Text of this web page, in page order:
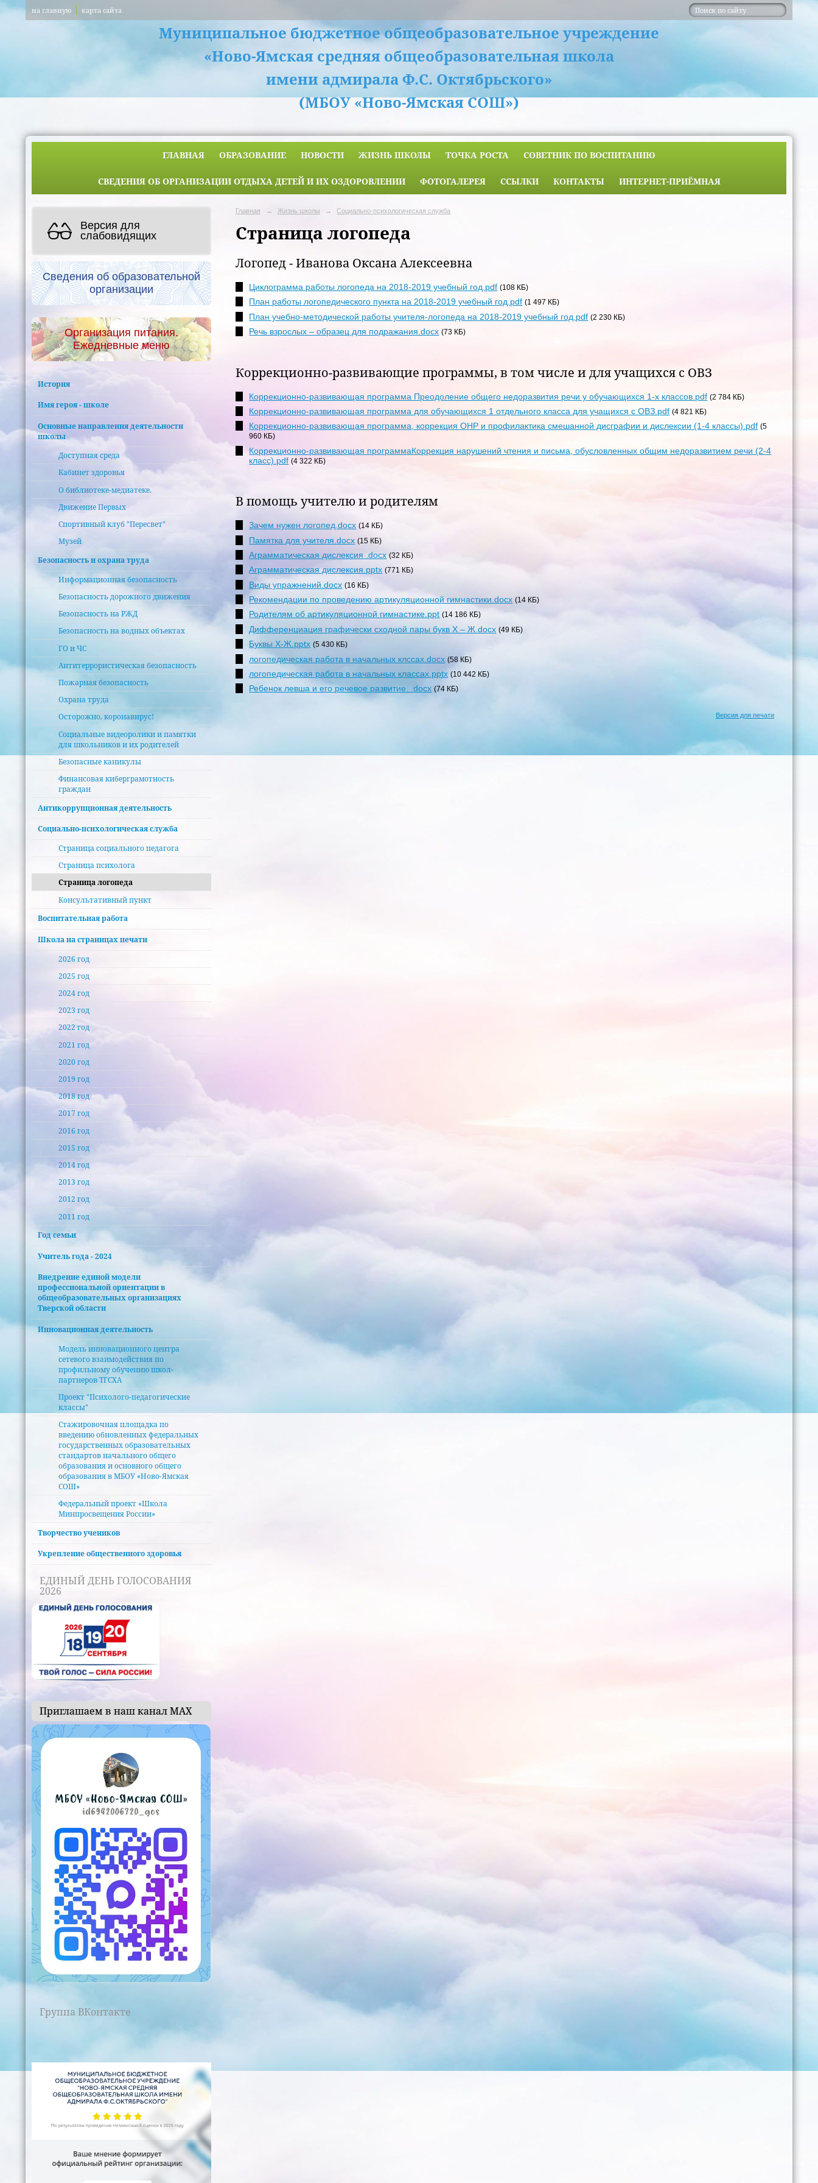
на главную карта сайта
Муниципальное бюджетное общеобразовательное учреждение
«Ново-Ямская средняя общеобразовательная школа
имени адмирала Ф.С. Октябрьского»
(МБОУ «Ново-Ямская СОШ»)
ГЛАВНАЯ ОБРАЗОВАНИЕ НОВОСТИ ЖИЗНЬ ШКОЛЫ ТОЧКА РОСТА СОВЕТНИК ПО ВОСПИТАНИЮ
СВЕДЕНИЯ ОБ ОРГАНИЗАЦИИ ОТДЫХА ДЕТЕЙ И ИХ ОЗДОРОВЛЕНИИ ФОТОГАЛЕРЕЯ ССЫЛКИ КОНТАКТЫ ИНТЕРНЕТ-ПРИЁМНАЯ
Версия для
слабовидящих
Сведения об образовательной
организации
Организация питания.
Ежедневные меню
История
Имя героя - школе
Основные направления деятельности
школы
Доступная среда
Кабинет здоровья
О библиотеке-медиатеке.
Движение Первых
Спортивный клуб "Пересвет"
Музей
Безопасность и охрана труда
Информационная безопасность
Безопасность дорожного движения
Безопасность на РЖД
Безопасность на водных объектах
ГО и ЧС
Антитеррористическая безопасность
Пожарная безопасность
Охрана труда
Осторожно, коронавирус!
Социальные видеоролики и памятки
для школьников и их родителей
Безопасные каникулы
Финансовая киберграмотность
граждан
Антикоррупционная деятельность
Социально-психологическая служба
Страница социального педагога
Страница психолога
Страница логопеда
Консультативный пункт
Воспитательная работа
Школа на страницах печати
2026 год
2025 год
2024 год
2023 год
2022 год
2021 год
2020 год
2019 год
2018 год
2017 год
2016 год
2015 год
2014 год
2013 год
2012 год
2011 год
Год семьи
Учитель года - 2024
Внедрение единой модели
профессиональной ориентации в
общеобразовательных организациях
Тверской области
Инновационная деятельность
Модель инновационного центра
сетевого взаимодействия по
профильному обучению школ-
партнеров ТГСХА
Проект "Психолого-педагогические
классы"
Стажировочная площадка по
введению обновленных федеральных
государственных образовательных
стандартов начального общего
образования и основного общего
образования в MБОУ «Ново-Ямская
СОШ»
Федеральный проект «Школа
Минпросвещения России»
Творчество учеников
Укрепление общественного здоровья
ЕДИНЫЙ ДЕНЬ ГОЛОСОВАНИЯ
2026
Приглашаем в наш канал МАХ
Группа ВКонтакте
Главная → Жизнь школы → Социально-психологическая служба
Страница логопеда
Логопед - Иванова Оксана Алексеевна
Циклограмма работы логопеда на 2018-2019 учебный год.pdf (108 КБ)
План работы логопедического пункта на 2018-2019 учебный год.pdf (1 497 КБ)
План учебно-методической работы учителя-логопеда на 2018-2019 учебный год.pdf (2 230 КБ)
Речь взрослых – образец для подражания.docx (73 КБ)
Коррекционно-развивающие программы, в том числе и для учащихся с ОВЗ
Коррекционно-развивающая программа Преодоление общего недоразвития речи у обучающихся 1-х классов.pdf (2 784 КБ)
Коррекционно-развивающая программа для обучающихся 1 отдельного класса для учащихся с ОВЗ.pdf (4 821 КБ)
Коррекционно-развивающая программа, коррекция ОНР и профилактика смешанной дисграфии и дислексии (1-4 классы).pdf (5
960 КБ)
Коррекционно-развивающая программаКоррекция нарушений чтения и письма, обусловленных общим недоразвитием речи (2-4
класс).pdf (4 322 КБ)
В помощь учителю и родителям
Зачем нужен логопед.docx (14 КБ)
Памятка для учителя.docx (15 КБ)
Аграмматическая дислексия .docx (32 КБ)
Аграмматическая дислексия.pptx (771 КБ)
Виды упражнений.docx (16 КБ)
Рекомендации по проведению артикуляционной гимнастики.docx (14 КБ)
Родителям об артикуляционной гимнастике.ppt (14 186 КБ)
Дифференциация графически сходной пары букв Х – Ж.docx (49 КБ)
Буквы Х-Ж.pptx (5 430 КБ)
логопедическая работа в начальных клссах.docx (58 КБ)
логопедическая работа в начальных классах.pptx (10 442 КБ)
Ребенок левша и его речевое развитие. .docx (74 КБ)
Версия для печати